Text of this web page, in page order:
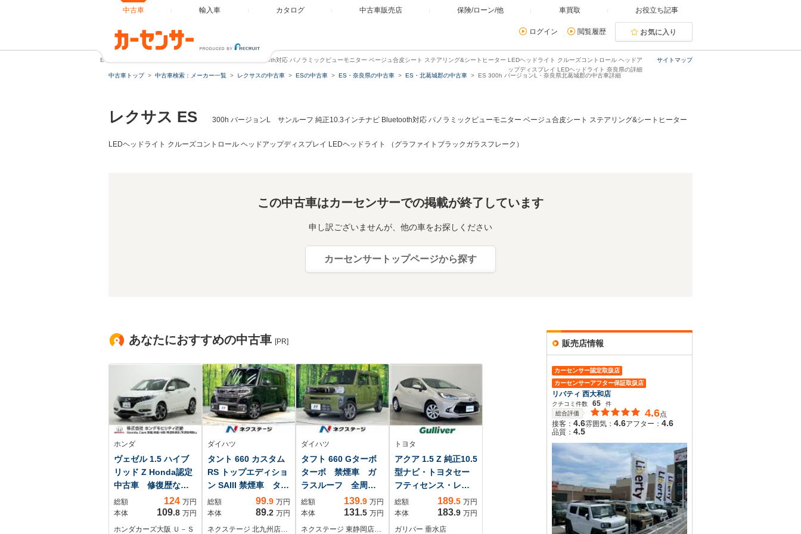
中古車 輸入車 カタログ 中古車販売店 保険/ローン/他 車買取 お役立ち記事
ログイン 閲覧履歴 お気に入り
サイトマップ
ES 300h バージョンL サンルーフ 純正10.3インチナビ Bluetooth対応 パノラミックビューモニター ベージュ合皮シート ステアリング&シートヒーター LEDヘッドライト クルーズコントロール ヘッドア
ップディスプレイ LEDヘッドライト 奈良県の詳細
中古車トップ
中古車検索：メーカー一覧 レクサスの中古車 ESの中古車 ES・奈良県の中古車 ES・北葛城郡の中古車 ES 300h バージョンL・奈良県北葛城郡の中古車詳細
レクサス ES 300h バージョンL サンルーフ 純正10.3インチナビ Bluetooth対応 パノラミックビューモニター ベージュ合皮シート ステアリング&シートヒーター
LEDヘッドライト クルーズコントロール ヘッドアップディスプレイ LEDヘッドライト （グラファイトブラックガラスフレーク）
この中古車はカーセンサーでの掲載が終了しています
申し訳ございませんが、他の車をお探しください
カーセンサートップページから探す
あなたにおすすめの中古車 [PR]
ホンダ
ヴェゼル 1.5 ハイブ
リッド Z Honda認定
中古車 修復歴な
し Honda販売店全
国保証1年 ワンオー
ナー 禁煙車 7イン
総額 124 万円
本体
109.8 万円
ホンダカーズ大阪 Ｕ－Ｓ
ダイハツ
タント 660 カスタム
RS トップエディショ
ン SAIII 禁煙車 ター
ボ 両側電動ドア
純正8型ナビ バック
カメラ 衝突被害軽
総額 99.9 万円
本体
89.2 万円
ネクステージ 北九州店…
ダイハツ
タフト 660 Gターボ
ターボ 禁煙車 ガ
ラスルーフ 全周囲
カメラ スマートア
シスト レーダーク
ルーズ ドラレ
総額 139.9 万円
本体
131.5 万円
ネクステージ 東静岡店…
トヨタ
アクア 1.5 Z 純正10.5
型ナビ・トヨタセー
フティセンス・レー
ダークルーズコント
ロール・ブラインド
スポットモニター・
総額 189.5 万円
本体
183.9 万円
ガリバー 垂水店
販売店情報
カーセンサー認定取扱店
カーセンサーアフター保証取扱店
リバティ 西大和店
クチコミ件数 65
件
総合評価
4.6点
接客： 4.6雰囲気： 4.6アフター： 4.6
品質： 4.5